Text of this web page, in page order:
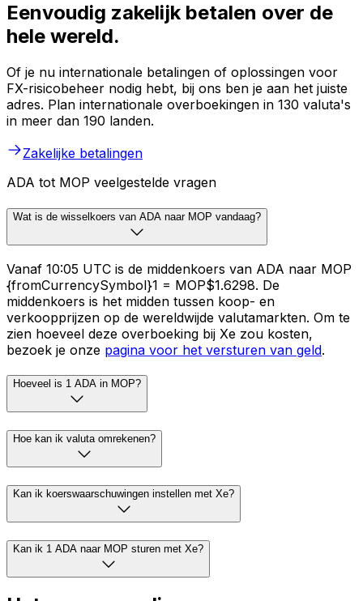
Eenvoudig zakelijk betalen over de
hele wereld.
Of je nu internationale betalingen of oplossingen voor
FX-risicobeheer nodig hebt, bij ons ben je aan het juiste
adres. Plan internationale overboekingen in 130 valuta's
in meer dan 190 landen.
Zakelijke betalingen
ADA tot MOP veelgestelde vragen
Wat is de wisselkoers van ADA naar MOP vandaag?
Vanaf 10:05 UTC is de middenkoers van ADA naar MOP
{fromCurrencySymbol}1 = MOP$1.6298. De
middenkoers is het midden tussen koop- en
verkoopprijzen op de wereldwijde valutamarkten. Om te
zien hoeveel deze overboeking bij Xe zou kosten,
bezoek je onze pagina voor het versturen van geld.
Hoeveel is 1 ADA in MOP?
Hoe kan ik valuta omrekenen?
Kan ik koerswaarschuwingen instellen met Xe?
Kan ik 1 ADA naar MOP sturen met Xe?